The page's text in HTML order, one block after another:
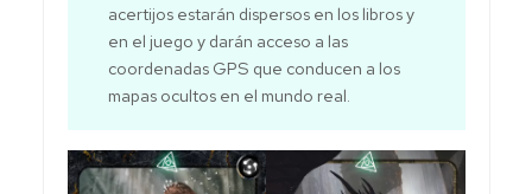
acertijos estarán dispersos en los libros y
en el juego y darán acceso a las
coordenadas GPS que conducen a los
mapas ocultos en el mundo real.